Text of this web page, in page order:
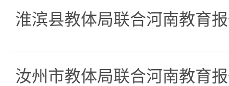
淮滨县教体局联合河南教育
汝州市教体局联合河南教育